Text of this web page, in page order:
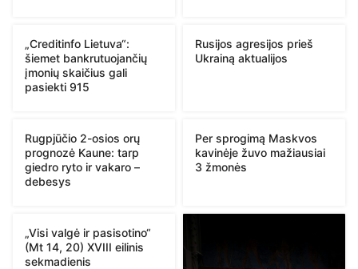
„Creditinfo Lietuva“:
šiemet bankrutuojančių
įmonių skaičius gali
pasiekti 915
Rusijos agresijos prieš
Ukrainą aktualijos
Rugpjūčio 2-osios orų
prognozė Kaune: tarp
giedro ryto ir vakaro –
debesys
Per sprogimą Maskvos
kavinėje žuvo mažiausiai
3 žmonės
„Visi valgė ir pasisotino“
(Mt 14, 20) XVIII eilinis
sekmadienis